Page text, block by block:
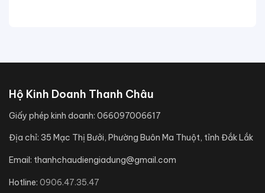
Hộ Kinh Doanh Thanh Châu
Giấy phép kinh doanh: 066097006617
Địa chỉ: 35 Mạc Thị Bưởi, Phường Buôn Ma Thuột, tỉnh Đắk Lắk
Email: thanhchaudiengiadung@gmail.com
Hotline: 0906.47.35.47